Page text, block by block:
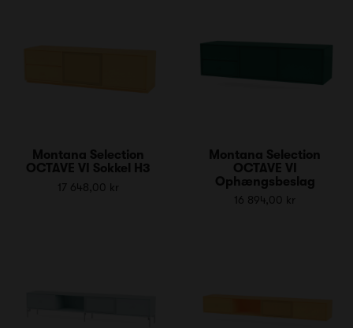
Montana Selection
OCTAVE VI Sokkel H3
17 648,00 kr
Montana Selection
OCTAVE VI
Ophængsbeslag
16 894,00 kr